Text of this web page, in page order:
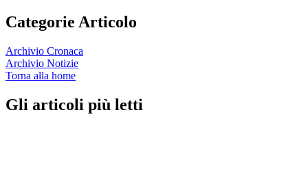
Categorie Articolo
Archivio Cronaca
Archivio Notizie
Torna alla home
Gli articoli più letti